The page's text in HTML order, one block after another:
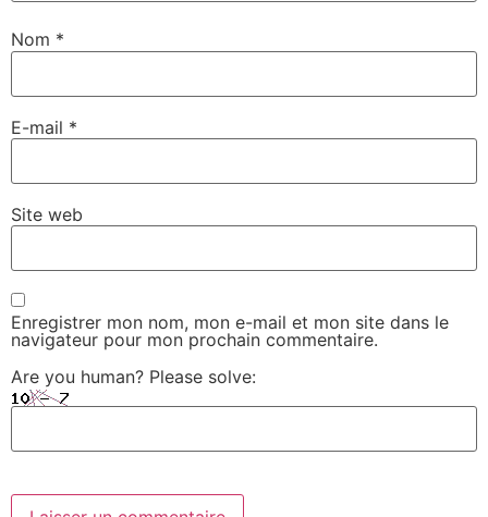
Nom *
E-mail *
Site web
Enregistrer mon nom, mon e-mail et mon site dans le
navigateur pour mon prochain commentaire.
Are you human? Please solve: